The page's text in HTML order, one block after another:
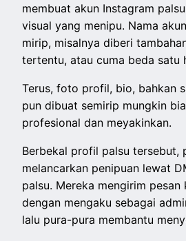
membuat akun Instagram
visual yang menipu. Nama
mirip, misalnya diberi
tertentu, atau cuma beda satu
Terus, foto profil, bio, bahkan
pun dibuat semirip mungkin
profesional dan meyakinkan.
Berbekal profil palsu tersebut,
melancarkan penipuan lewat
palsu. Mereka mengirim pesan
dengan mengaku sebagai
lalu pura-pura membantu